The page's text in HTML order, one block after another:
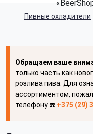
Пивные охладители
Обращаем ваше
только часть как
розлива пива. Для
ассортиментом,
телефону ☎️ +375 (29)